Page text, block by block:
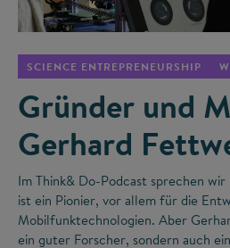
SCIENCE ENTREPRENEURSHIP
Gründer und
Gerhard
Im Think& Do-Podcast sprechen
ist ein Pionier, vor allem für die
Mobilfunktechnologien. Aber
ein guter Forscher, sondern auch